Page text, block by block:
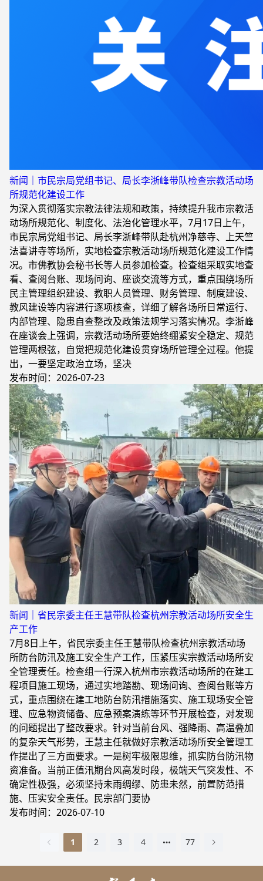
新闻｜市民宗局党组书记、局长李浙峰带队检查宗教活动场
所规范化建设工作
为深入贯彻落实宗教法律法规和政策，持续提升我市宗教活
动场所规范化、制度化、法治化管理水平，7月17日上午，
市民宗局党组书记、局长李浙峰带队赴杭州净慈寺、上天竺
法喜讲寺等场所，实地检查宗教活动场所规范化建设工作情
况。市佛教协会秘书长等人员参加检查。检查组采取实地查
看、查阅台账、现场问询、座谈交流等方式，重点围绕场所
民主管理组织建设、教职人员管理、财务管理、制度建设、
教风建设等内容进行逐项核查，详细了解各场所日常运行、
内部管理、隐患自查整改及政策法规学习落实情况。李浙峰
在座谈会上强调，宗教活动场所要始终绷紧安全稳定、规范
管理两根弦，自觉把规范化建设贯穿场所管理全过程。他提
出，一要坚定政治立场，坚决
发布时间：2026-07-23
新闻｜省民宗委主任王慧带队检查杭州宗教活动场所安全生
产工作
7月8日上午，省民宗委主任王慧带队检查杭州宗教活动场
所防台防汛及施工安全生产工作，压紧压实宗教活动场所安
全管理责任。检查组一行深入杭州市宗教活动场所的在建工
程项目施工现场，通过实地踏勘、现场问询、查阅台账等方
式，重点围绕在建工地防台防汛措施落实、施工现场安全管
理、应急物资储备、应急预案演练等环节开展检查，对发现
的问题提出了整改要求。针对当前台风、强降雨、高温叠加
的复杂天气形势，王慧主任就做好宗教活动场所安全管理工
作提出了三方面要求。一是树牢极限思维，抓实防台防汛物
资准备。当前正值汛期台风高发时段，极端天气突发性、不
确定性极强，必须坚持未雨绸缪、防患未然，前置防范措
施、压实安全责任。民宗部门要协
发布时间：2026-07-10
1 2 3 4 77